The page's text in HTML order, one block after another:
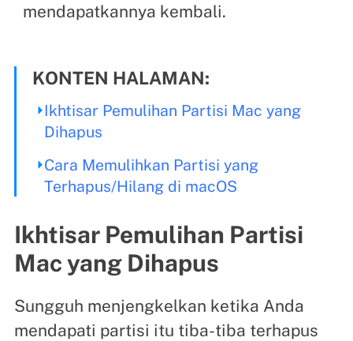
mendapatkannya kembali.
KONTEN HALAMAN:
Ikhtisar Pemulihan Partisi Mac yang
Dihapus
Cara Memulihkan Partisi yang
Terhapus/Hilang di macOS
Ikhtisar Pemulihan Partisi
Mac yang Dihapus
Sungguh menjengkelkan ketika Anda
mendapati partisi itu tiba-tiba terhapus